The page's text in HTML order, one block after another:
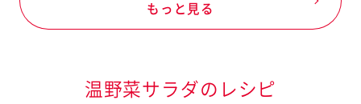
もっと見る
温野菜サラダのレシピ